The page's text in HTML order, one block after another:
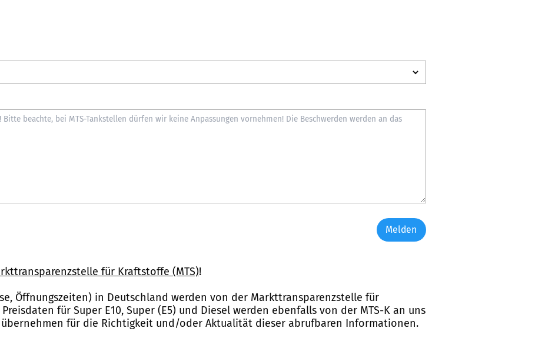
Melden
für Kraftstoffe (MTS)!
Öffnungszeiten) in Deutschland werden von der Markttransparenzstelle für
für Super E10, Super (E5) und Diesel werden ebenfalls von der MTS-K an uns
für die Richtigkeit und/oder Aktualität dieser abrufbaren Informationen.